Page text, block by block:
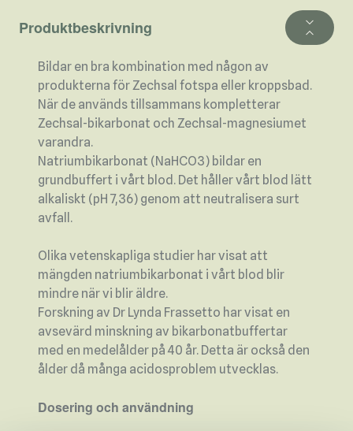
Produktbeskrivning
Bildar en bra kombination med någon av
produkterna för Zechsal fotspa eller kroppsbad.
När de används tillsammans kompletterar
Zechsal-bikarbonat och Zechsal-magnesiumet
varandra.
Natriumbikarbonat (NaHCO3) bildar en
grundbuffert i vårt blod. Det håller vårt blod lätt
alkaliskt (pH 7,36) genom att neutralisera surt
avfall.
Olika vetenskapliga studier har visat att
mängden natriumbikarbonat i vårt blod blir
mindre när vi blir äldre.
Forskning av Dr Lynda Frassetto har visat en
avsevärd minskning av bikarbonatbuffertar
med en medelålder på 40 år. Detta är också den
ålder då många acidosproblem utvecklas.
Dosering och användning